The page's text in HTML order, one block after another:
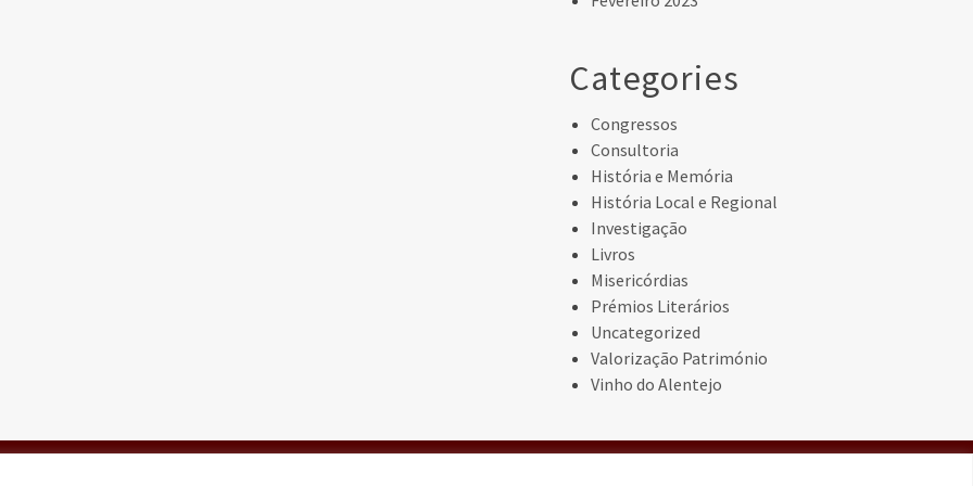
Categories
Congressos
Consultoria
História e Memória
História Local e Regional
Investigação
Livros
Misericórdias
Prémios Literários
Uncategorized
Valorização Património
Vinho do Alentejo